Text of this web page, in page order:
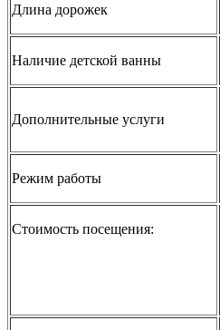
Длина дорожек
Наличие детской ванны
Дополнительные услуги
Режим работы
Стоимость посещения: